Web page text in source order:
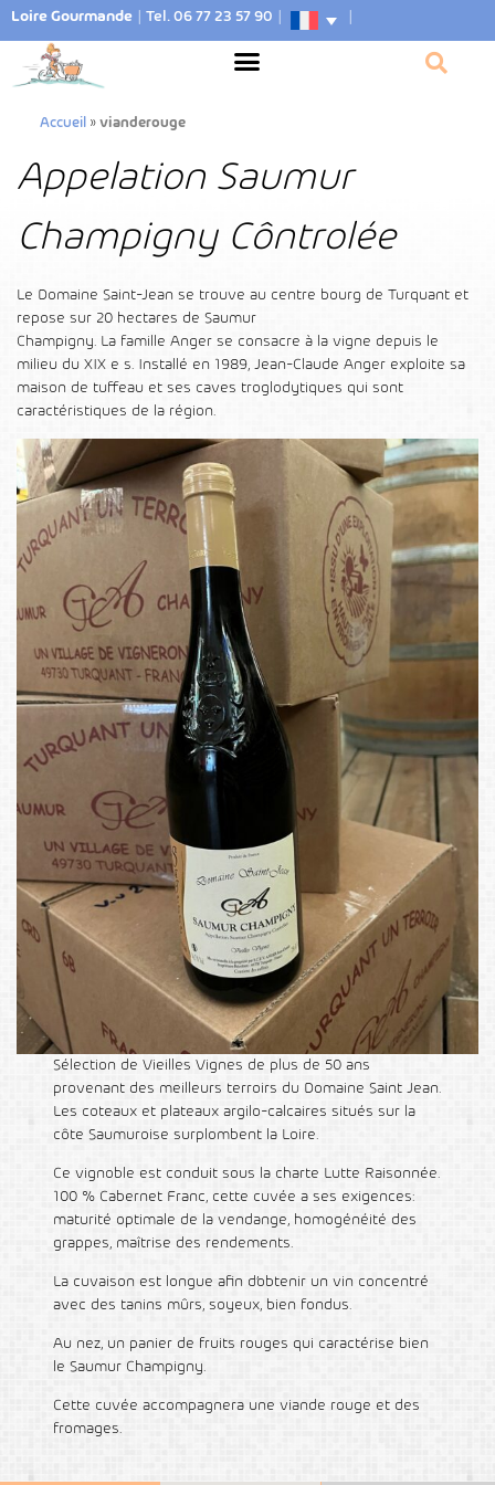
Loire Gourmande Tel. 06 77 23 57 90
Accueil» vianderouge
Appelation Saumur
Champigny Côntrolée
Le Domaine Saint-Jean se trouve au centre bourg de Turquant et
repose sur 20 hectares de Saumur
Champigny. La famille Anger se consacre à la vigne depuis le
milieu du XIX e s. Installé en 1989, Jean-Claude Anger exploite sa
maison de tuffeau et ses caves troglodytiques qui sont
caractéristiques de la région.
Sélection de Vieilles Vignes de plus de 50 ans
provenant des meilleurs terroirs du Domaine Saint Jean.
Les coteaux et plateaux argilo-calcaires situés sur la
côte Saumuroise surplombent la Loire.
Ce vignoble est conduit sous la charte Lutte Raisonnée.
100 % Cabernet Franc, cette cuvée a ses exigences:
maturité optimale de la vendange, homogénéité des
grappes, maîtrise des rendements.
La cuvaison est longue afin d’obtenir un vin concentré
avec des tanins mûrs, soyeux, bien fondus.
Au nez, un panier de fruits rouges qui caractérise bien
le Saumur Champigny.
Cette cuvée accompagnera une viande rouge et des
fromages.